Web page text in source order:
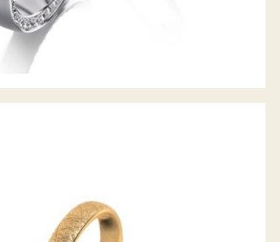
MEISTER TRAURING